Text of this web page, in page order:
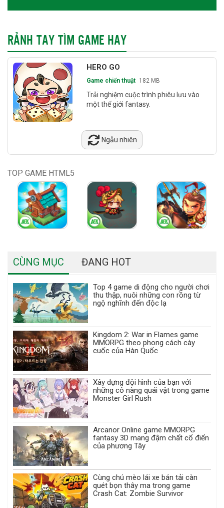
RẢNH TAY TÌM GAME HAY
HERO GO
Game chiến thuật 182 MB
Trải nghiệm cuộc trình phiêu lưu vào
một thế giới fantasy.
Ngẫu nhiên
TOP GAME HTML5
CÙNG MỤC ĐANG HOT
Top 4 game di động cho người chơi
thu thập, nuôi những con rồng từ
ngộ nghĩnh đến độc lạ
Kingdom 2: War in Flames game
MMORPG theo phong cách cày
cuốc của Hàn Quốc
Xây dựng đội hình của bạn với
những cô nàng quái vật trong game
Monster Girl Rush
Arcanor Online game MMORPG
fantasy 3D mang đậm chất cổ điển
của phương Tây
Cùng chú mèo lái xe bán tải càn
quét bọn thây ma trong game
Crash Cat: Zombie Survivor